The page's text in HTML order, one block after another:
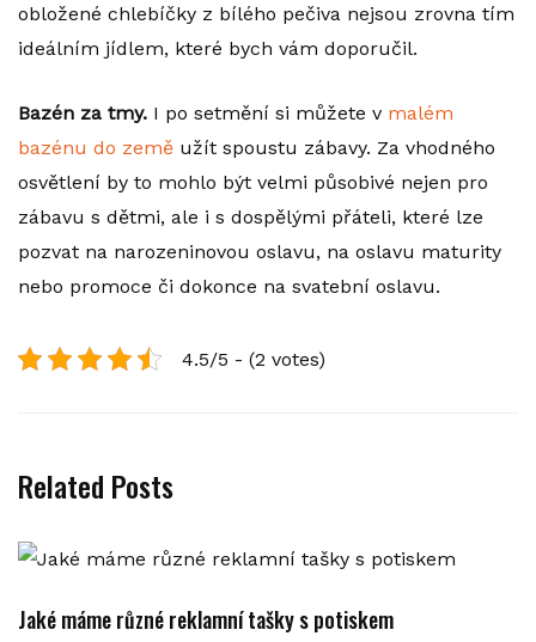
obložené chlebíčky z bílého pečiva nejsou zrovna tím
ideálním jídlem, které bych vám doporučil.
Bazén za tmy. I po setmění si můžete v malém
bazénu do země užít spoustu zábavy. Za vhodného
osvětlení by to mohlo být velmi působivé nejen pro
zábavu s dětmi, ale i s dospělými přáteli, které lze
pozvat na narozeninovou oslavu, na oslavu maturity
nebo promoce či dokonce na svatební oslavu.
4.5/5 - (2 votes)
Related Posts
Jaké máme různé reklamní tašky s potiskem